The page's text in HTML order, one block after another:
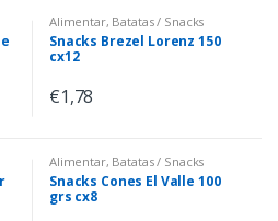
Alimentar, Batatas / Snacks
Snacks Brezel Lorenz 150
cx12
€1,78
Alimentar, Batatas / Snacks
Snacks Cones El Valle 100
grs cx8